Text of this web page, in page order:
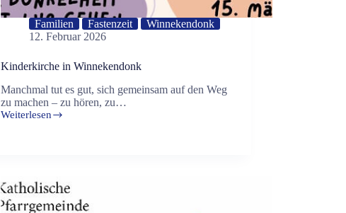
Familien Fastenzeit
Winnekendonk
12. Februar 2026
Kinderkirche in Winnekendonk
Manchmal tut es gut, sich gemeinsam auf den Weg
zu machen – zu hören, zu…
Weiterlesen
Kinderkirche